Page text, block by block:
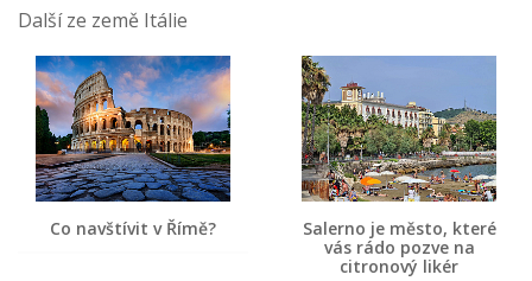
Další ze země Itálie
Co navštívit v Římě?
Salerno je město, které
vás rádo pozve na
citronový likér